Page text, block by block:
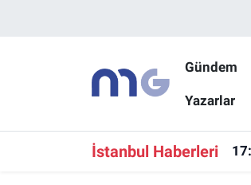
Gündem
Yazarlar
İstanbul Haberleri
Hava Durumu
İstanbul Namaz Vakitleri